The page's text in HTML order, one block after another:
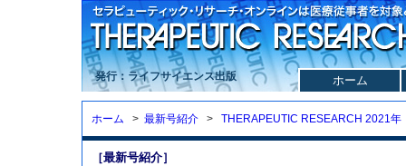
発行：ライフサイエンス出版 ホーム
ホーム > 最新号紹介 > THERAPEUTIC RESEARCH 2021年
［最新号紹介］